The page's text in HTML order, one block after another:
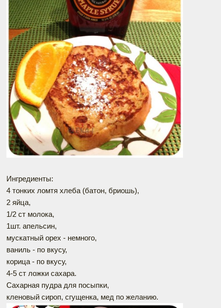
Ингредиенты:
4 тонких ломтя хлеба (батон, бриошь),
2 яйца,
1/2 ст молока,
1шт. апельсин,
мускатный орех - немного,
ваниль - по вкусу,
корица - по вкусу,
4-5 ст ложки сахара.
Сахарная пудра для посыпки,
кленовый сироп, сгущенка, мед по желанию.